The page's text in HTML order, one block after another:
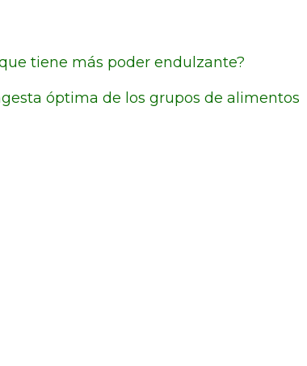
tiene más poder endulzante?
óptima de los grupos de alimentos